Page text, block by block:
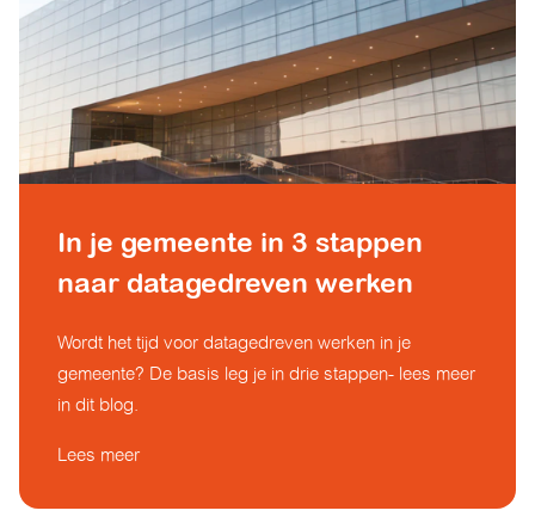
In je gemeente in 3 stappen
naar datagedreven werken
Wordt het tijd voor datagedreven werken in je
gemeente? De basis leg je in drie stappen- lees meer
in dit blog.
Lees meer